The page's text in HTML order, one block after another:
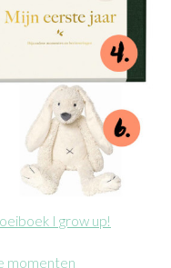
I grow up!
momenten